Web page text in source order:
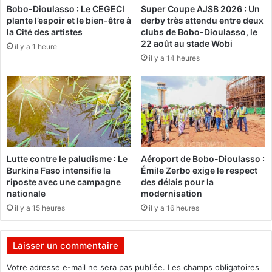
l
a
s
s
u
é
d
r
a
o
g
o
i
g
é
r
n
s
d
é
m
n
t
n
E
s
Bobo-Dioulasso : Le CEGECI
plante l’espoir et le bien-être à
la Cité des artistes
il y a 1 heure
Super Coupe AJSB 2026 : Un
derby très attendu entre deux
clubs de Bobo-Dioulasso, le
22 août au stade Wobi
il y a 14 heures
Lutte contre le paludisme : Le
Burkina Faso intensifie la
riposte avec une campagne
nationale
il y a 15 heures
Aéroport de Bobo-Dioulasso :
Émile Zerbo exige le respect
des délais pour la
modernisation
il y a 16 heures
Laisser un commentaire
Votre adresse e-mail ne sera pas publiée. Les champs obligatoires